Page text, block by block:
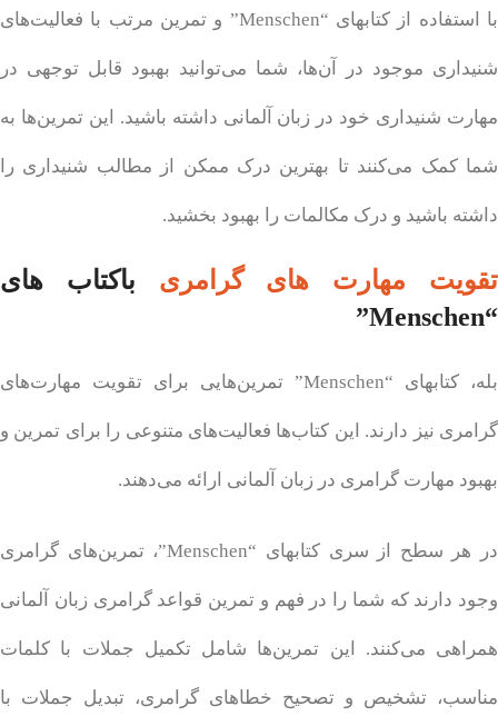
با استفاده از کتابهای “Menschen” و تمرین مرتب با فعالیت‌های
شنیداری موجود در آن‌ها، شما می‌توانید بهبود قابل توجهی در
مهارت شنیداری خود در زبان آلمانی داشته باشید. این تمرین‌ها به
شما کمک می‌کنند تا بهترین درک ممکن از مطالب شنیداری را
داشته باشید و درک مکالمات را بهبود بخشید.
تقویت مهارت های گرامری باکتاب های
“Menschen”
بله، کتابهای “Menschen” تمرین‌هایی برای تقویت مهارت‌های
گرامری نیز دارند. این کتاب‌ها فعالیت‌های متنوعی را برای تمرین و
بهبود مهارت گرامری در زبان آلمانی ارائه می‌دهند.
در هر سطح از سری کتابهای “Menschen”، تمرین‌های گرامری
وجود دارند که شما را در فهم و تمرین قواعد گرامری زبان آلمانی
همراهی می‌کنند. این تمرین‌ها شامل تکمیل جملات با کلمات
مناسب، تشخیص و تصحیح خطاهای گرامری، تبدیل جملات با